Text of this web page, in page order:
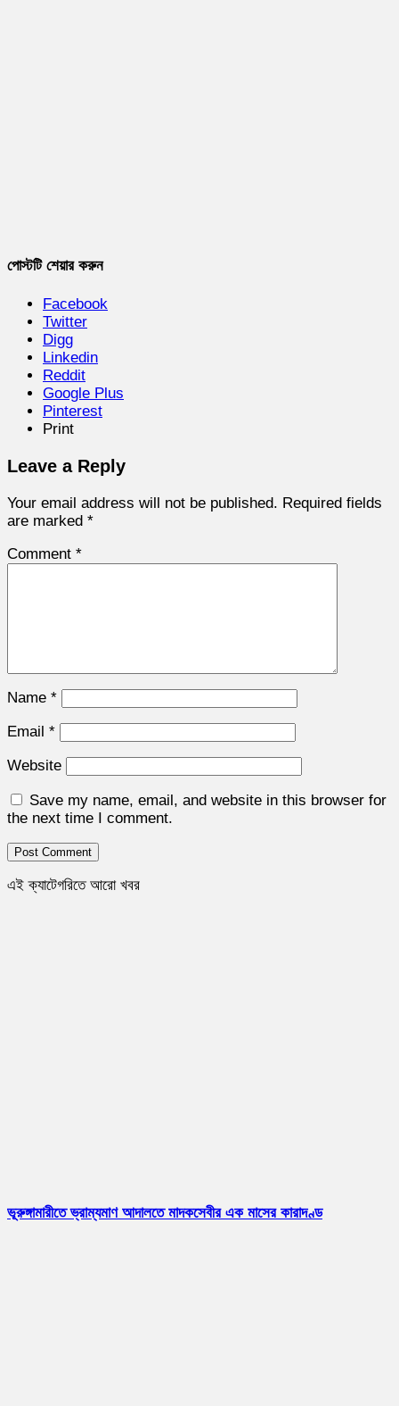
পোস্টটি শেয়ার করুন
Facebook
Twitter
Digg
Linkedin
Reddit
Google Plus
Pinterest
Print
Leave a Reply
Your email address will not be published. Required fields
are marked *
Comment *
Name *
Email *
Website
Save my name, email, and website in this browser for
the next time I comment.
এই ক্যাটেগরিতে আরো খবর
ভূরুঙ্গামারীতে ভ্রাম্যমাণ আদালতে মাদকসেবীর এক মাসের কারাদণ্ড